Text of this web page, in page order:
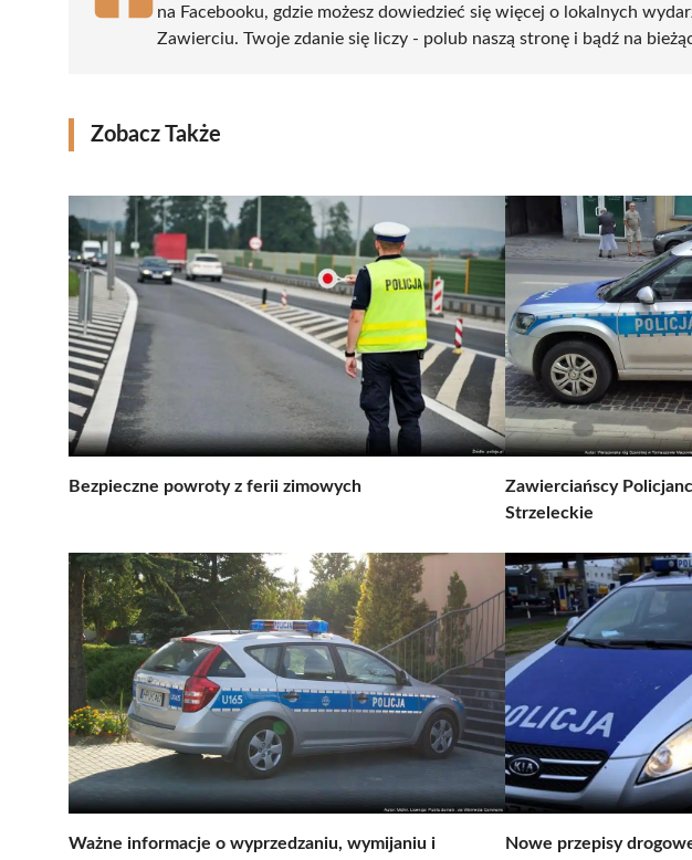
na Facebooku, gdzie możesz dowiedzieć się więcej o lokalnych
Zawierciu. Twoje zdanie się liczy - polub naszą stronę i bądź na
Zobacz Także
Bezpieczne powroty z ferii zimowych
Zawierciańscy
Strzeleckie
Ważne informacje o wyprzedzaniu, wymijaniu i
Nowe przepisy